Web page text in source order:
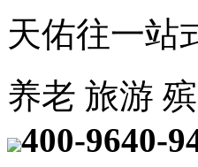
天佑往一站
养老 旅游 殡
400-9640-